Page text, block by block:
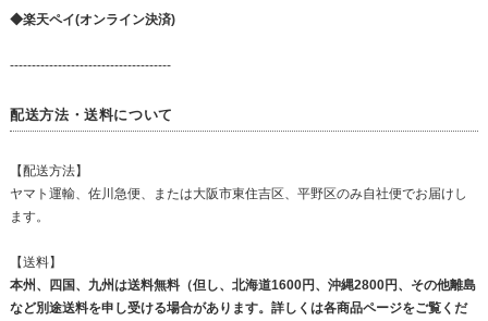
◆楽天ペイ(オンライン決済)
-------------------------------------
配送方法・送料について
【配送方法】
ヤマト運輸、佐川急便、または大阪市東住吉区、平野区のみ自社便でお届けし
ます。
【送料】
本州、四国、九州は送料無料（但し、北海道1600円、沖縄2800円、その他離島
など別途送料を申し受ける場合があります。詳しくは各商品ページをご覧くだ